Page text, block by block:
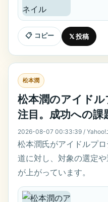
📋 コピー 𝕏 投稿
松本潤
松本潤のアイド
注目。成功への
2026-08-07 00:33:39 / Yahoo!
松本潤氏がアイドルプ
道に対し、対象の選定
が上がっています。